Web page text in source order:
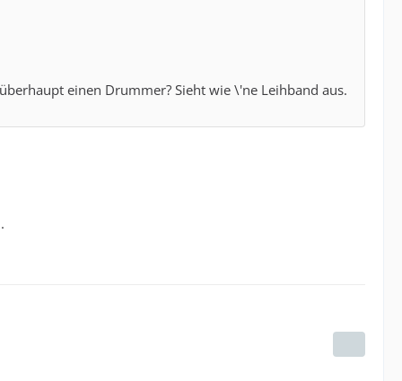
einen Drummer? Sieht wie \'ne Leihband aus.